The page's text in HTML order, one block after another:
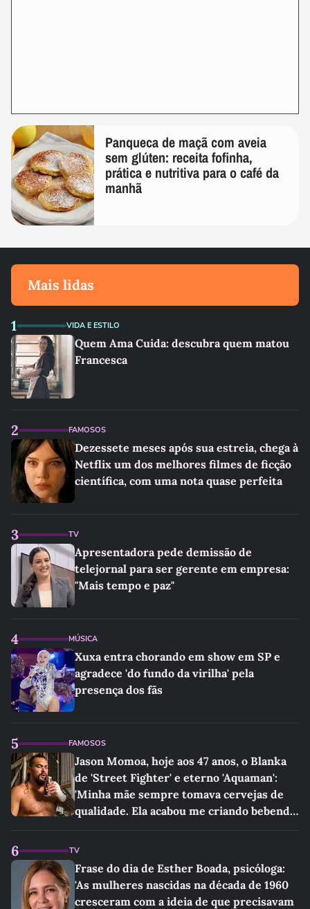
Panqueca de maçã com aveia
sem glúten: receita fofinha,
prática e nutritiva para o café da
manhã
Mais lidas
1 VIDA E ESTILO
Quem Ama Cuida: descubra quem matou
Francesca
2 FAMOSOS
Dezessete meses após sua estreia, chega à
Netflix um dos melhores filmes de ficção
científica, com uma nota quase perfeita
3 TV
Apresentadora pede demissão de
telejornal para ser gerente em empresa:
"Mais tempo e paz"
4 MÚSICA
Xuxa entra chorando em show em SP e
agradece 'do fundo da virilha' pela
presença dos fãs
5 FAMOSOS
Jason Momoa, hoje aos 47 anos, o Blanka
de 'Street Fighter' e eterno 'Aquaman':
'Minha mãe sempre tomava cervejas de
qualidade. Ela acabou me criando bebendo
6 TV
Frase do dia de Esther Boada, psicóloga:
'As mulheres nascidas na década de 1960
cresceram com a ideia de que precisavam